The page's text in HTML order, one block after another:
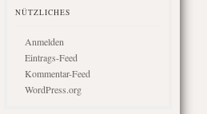
NÜTZLICHES
Anmelden
Eintrags-Feed
Kommentar-Feed
WordPress.org